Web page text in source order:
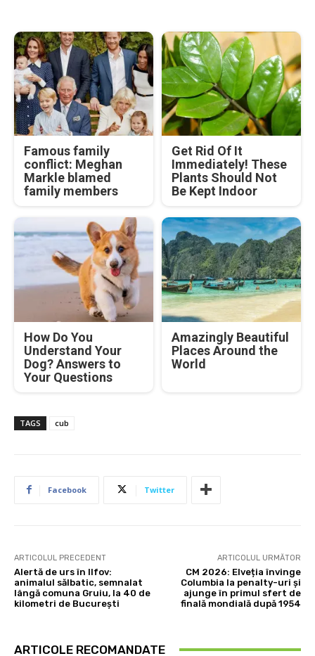
Famous family
conflict: Meghan
Markle blamed
family members
Get Rid Of It
Immediately! These
Plants Should Not
Be Kept Indoor
How Do You
Understand Your
Dog? Answers to
Your Questions
Amazingly Beautiful
Places Around the
World
TAGS cub
Facebook Twitter
ARTICOLUL PRECEDENT
Alertă de urs în Ilfov:
animalul sălbatic, semnalat
lângă comuna Gruiu, la 40 de
kilometri de București
ARTICOLUL URMĂTOR
CM 2026: Elveția învinge
Columbia la penalty-uri și
ajunge în primul sfert de
finală mondială după 1954
ARTICOLE RECOMANDATE